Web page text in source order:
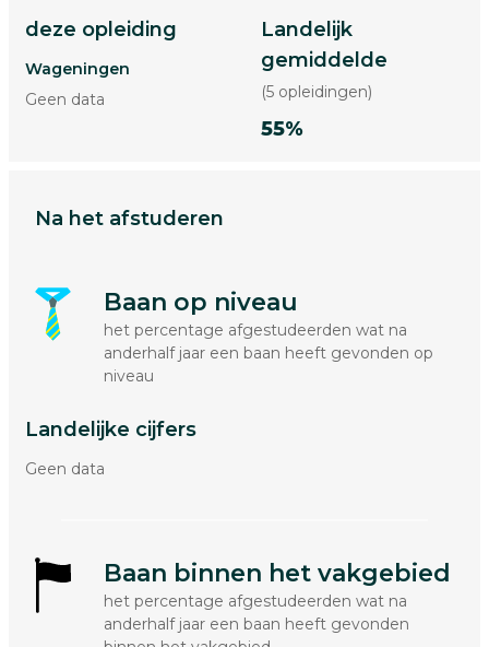
deze opleiding
Wageningen
Geen data
Landelijk
gemiddelde
(5 opleidingen)
55%
Na het afstuderen
Baan op niveau
het percentage afgestudeerden wat na
anderhalf jaar een baan heeft gevonden op
niveau
Landelijke cijfers
Geen data
Baan binnen het vakgebied
het percentage afgestudeerden wat na
anderhalf jaar een baan heeft gevonden